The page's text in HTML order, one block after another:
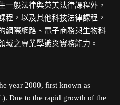
一般法律與英美法律課程外，
程，以及其他科技法律課程，
網際網路、電子商務與生物科
域之專業學識與實務能力。
year 2000, first known as
Due to the rapid growth of the